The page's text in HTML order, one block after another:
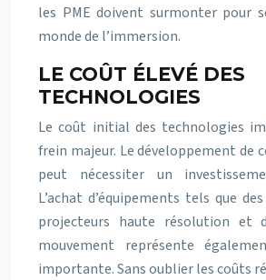
les PME doivent surmonter pour
monde de l’immersion.
LE COÛT ÉLEVÉ DES
TECHNOLOGIES
Le coût initial des technologies
frein majeur. Le développement de
peut nécessiter un
L’achat d’équipements tels que
projecteurs haute résolution et
mouvement représente
importante. Sans oublier les coûts